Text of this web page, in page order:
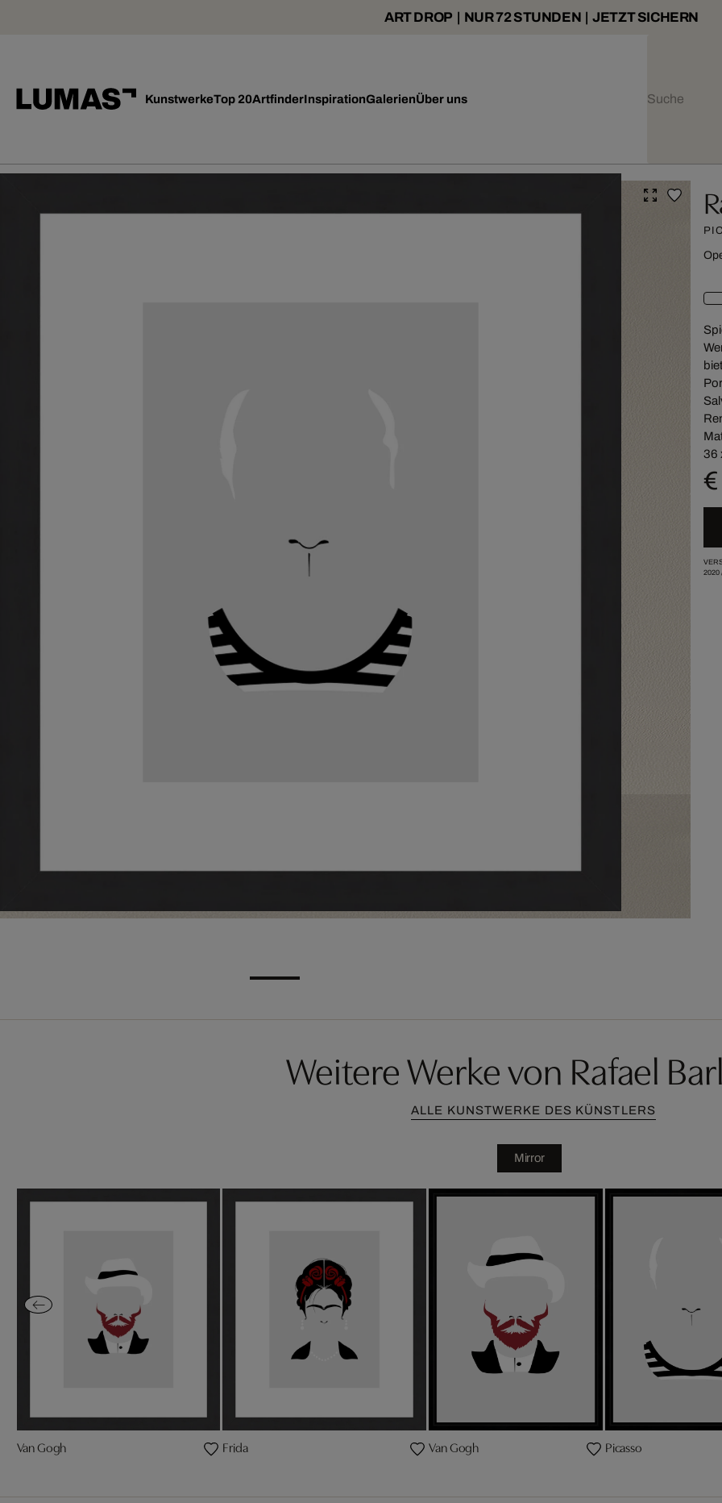
ART DROP | NUR 72 STUNDEN | JETZT SICHERN
KunstwerkeTop 20ArtfinderInspirationGalerienÜber uns
36
2020
Weitere Werke von Rafael
ALLE KUNSTWERKE DES KÜNSTLERS
Mirror
Van Gogh Frida Van Gogh Picasso